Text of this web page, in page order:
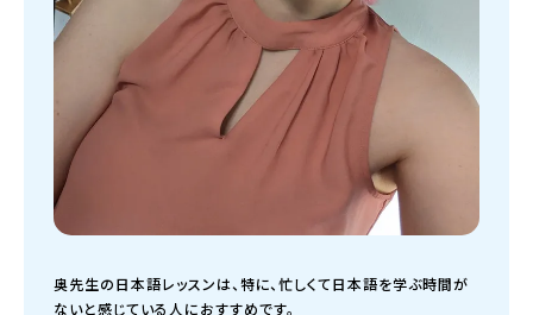
奥先生の日本語レッスンは、特に、忙しくて日本語を学ぶ時間が
ないと感じている人におすすめです。